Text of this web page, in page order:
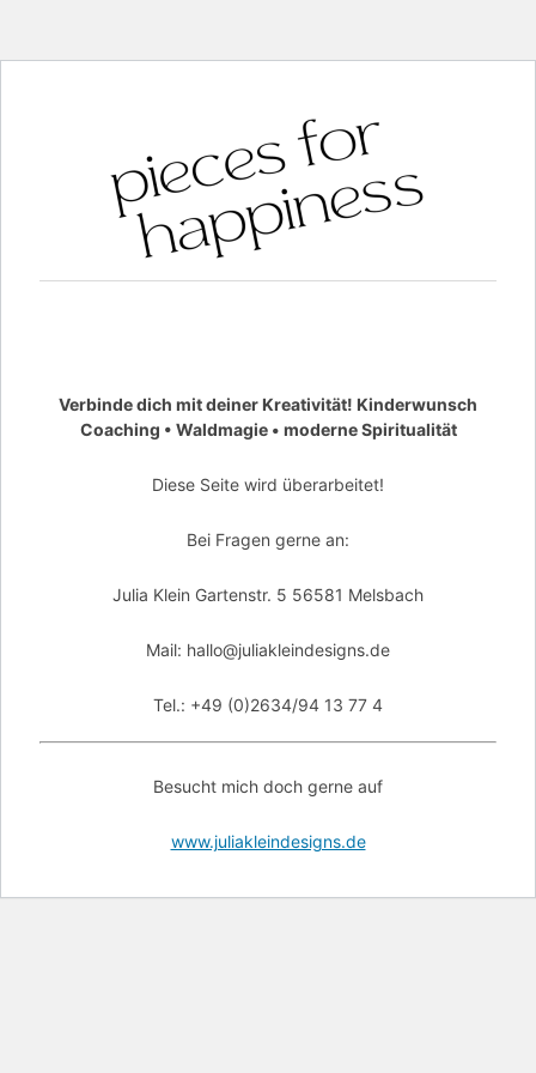
Verbinde dich mit deiner Kreativität! Kinderwunsch
Coaching • Waldmagie • moderne Spiritualität
Diese Seite wird überarbeitet!
Bei Fragen gerne an:
Julia Klein Gartenstr. 5 56581 Melsbach
Mail: hallo@juliakleindesigns.de
Tel.: +49 (0)2634/94 13 77 4
Besucht mich doch gerne auf
www.juliakleindesigns.de